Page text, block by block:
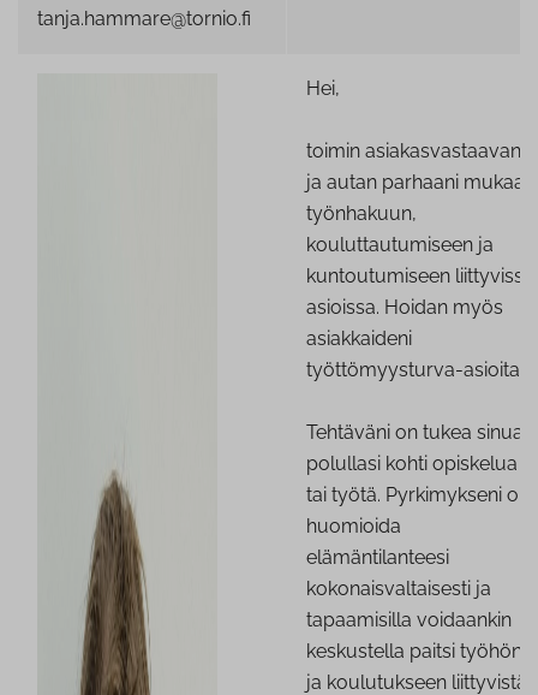
tanja.hammare@tornio.fi
Hei,
toimin asiakasvastaavana
ja autan parhaani mukaan
työnhakuun,
kouluttautumiseen ja
kuntoutumiseen liittyvissä
asioissa. Hoidan myös
asiakkaideni
työttömyysturva-asioita.
Tehtäväni on tukea sinua
polullasi kohti opiskelua
tai työtä. Pyrkimykseni on
huomioida
elämäntilanteesi
kokonaisvaltaisesti ja
tapaamisilla voidaankin
keskustella paitsi työhön
ja koulutukseen liittyvistä